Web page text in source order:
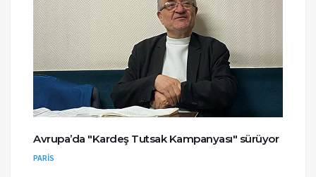
Avrupa’da "Kardeş Tutsak Kampanyası" sürüyor
PARİS